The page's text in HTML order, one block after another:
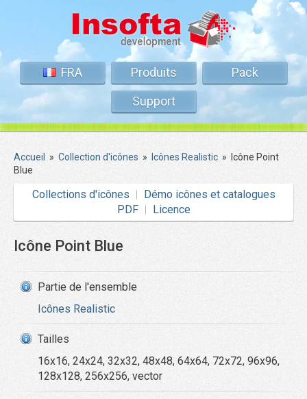
FRA Produits
Pack
Support
Accueil » Collection d'icônes » Icônes Realistic »
Icône Point
Blue
Collections d'icônes
Démo icônes et catalogues
PDF
Licence
Icône Point Blue
Partie de l'ensemble
Icônes Realistic
Tailles
16x16, 24x24, 32x32, 48x48, 64x64, 72x72, 96x96,
128x128, 256x256, vector